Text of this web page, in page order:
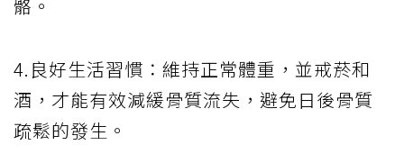
骼。
4.良好生活習慣：維持正常體重，並戒菸和
酒，才能有效減緩骨質流失，避免日後骨質
疏鬆的發生。